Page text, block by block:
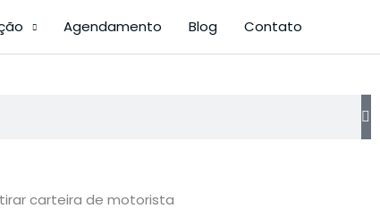
Agendamento Blog Contato